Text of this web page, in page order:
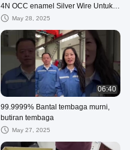
4N OCC enamel Silver Wire Untuk
AudioMay 28, 2025
06:40
99.9999% Bantal tembaga murni,
butiran tembaga
May 27, 2025